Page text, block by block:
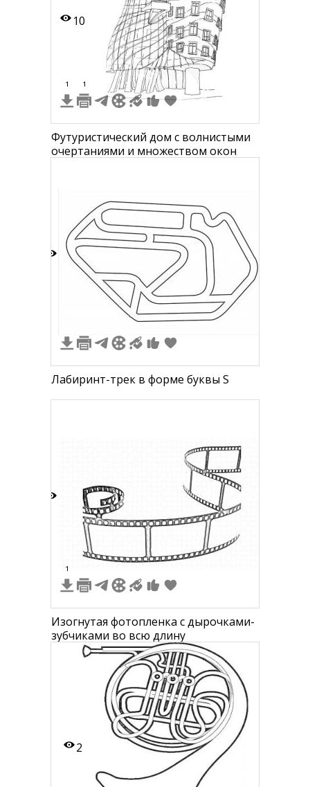
10
1 1
Футуристический дом с волнистыми
очертаниями и множеством окон
Лабиринт-трек в форме буквы S
1
Изогнутая фотопленка с дырочками-
зубчиками во всю длину
2